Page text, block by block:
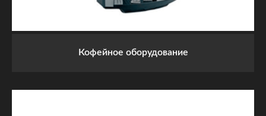
Кофейное оборудование